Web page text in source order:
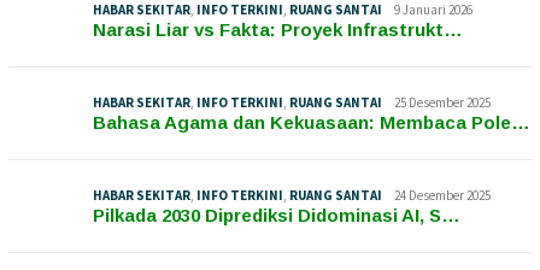
HABAR SEKITAR, INFO TERKINI, RUANG SANTAI 9 Januari 2026
Narasi Liar vs Fakta: Proyek Infrastrukt…
HABAR SEKITAR, INFO TERKINI, RUANG SANTAI 25 Desember 2025
Bahasa Agama dan Kekuasaan: Membaca Pole…
HABAR SEKITAR, INFO TERKINI, RUANG SANTAI 24 Desember 2025
Pilkada 2030 Diprediksi Didominasi AI, S…